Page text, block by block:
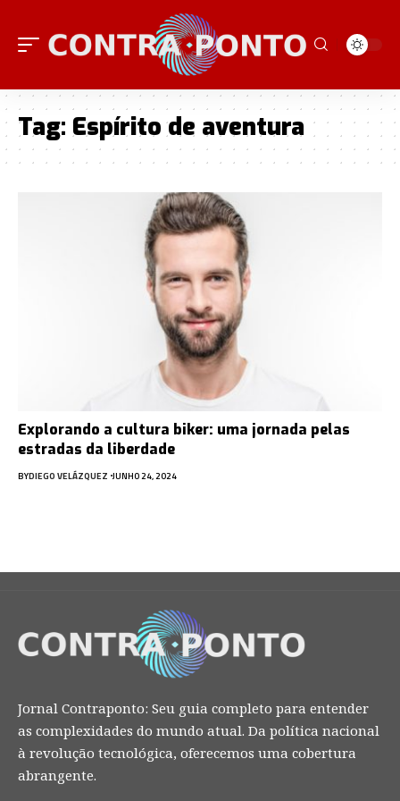
Tag: Espírito de aventura
Explorando a cultura biker: uma jornada pelas
estradas da liberdade
BYDIEGO VELÁZQUEZ JUNHO 24, 2024
Jornal Contraponto: Seu guia completo para entender
as complexidades do mundo atual. Da política nacional
à revolução tecnológica, oferecemos uma cobertura
abrangente.